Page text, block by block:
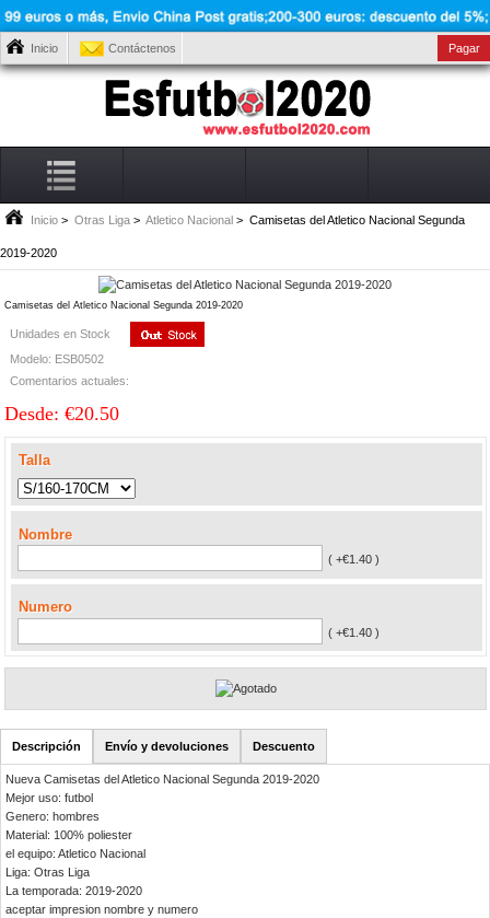
Inicio Contáctenos Pagar
Inicio > Otras Liga > Atletico Nacional > Camisetas del Atletico Nacional Segunda
2019-2020
Camisetas del Atletico Nacional Segunda 2019-2020
Unidades en Stock
Modelo: ESB0502
Comentarios actuales:
Desde: €20.50
Talla
Nombre
( +€1.40 )
Numero
( +€1.40 )
Descripción Envío y devoluciones Descuento
Nueva Camisetas del Atletico Nacional Segunda 2019-2020
Mejor uso: futbol
Genero: hombres
Material: 100% poliester
el equipo: Atletico Nacional
Liga: Otras Liga
La temporada: 2019-2020
aceptar impresion nombre y numero